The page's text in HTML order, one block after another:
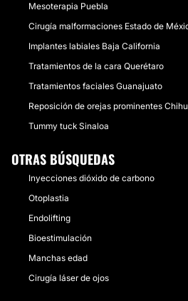
Mesoterapia Puebla
Cirugía malformaciones Estado de
Implantes labiales Baja California
Tratamientos de la cara Querétaro
Tratamientos faciales Guanajuato
Reposición de orejas prominentes
Tummy tuck Sinaloa
OTRAS BÚSQUEDAS
Inyecciones dióxido de carbono
Otoplastia
Endolifting
Bioestimulación
Manchas edad
Cirugía láser de ojos